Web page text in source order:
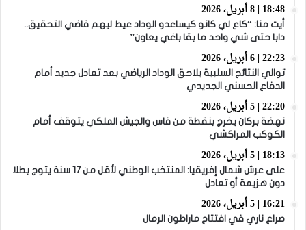
18:48 | 8 أبريل، 2026
أيت منا: “كاع لي كانو كيساعدو الوداد عيط ليهم قاضي التحقيق..
دابا حتى شي واحد ما بقا باغي يعاون”
22:23 | 6 أبريل، 2026
توالي النتائج السلبية يلاحق الوداد الرياضي بعد تعادل جديد أمام
الدفاع الحسني الجديدي
22:20 | 5 أبريل، 2026
نهضة بركان يخرج بنقطة من فاس والجيش الملكي يتوقف أمام
الكوكب المراكشي
18:13 | 5 أبريل، 2026
على عرش شمال إفريقيا: المنتخب الوطني لأقل من 17 سنة يتوج بطلا
دون هزيمة أو تعادل
16:21 | 5 أبريل، 2026
صراع ناري في افتتاح ماراطون الرمال